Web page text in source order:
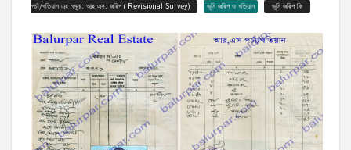
পর্চা/খতিয়ান এর নমূনা: আর.এস. জরিপ ( Revisional Survey)
ভূমি জরিপ ও খতিয়ান ভূমি জরিপ কি